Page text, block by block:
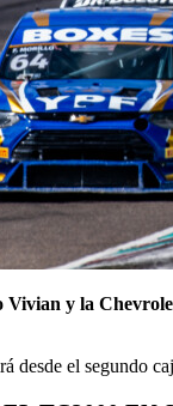
Vivian y la
desde el segundo